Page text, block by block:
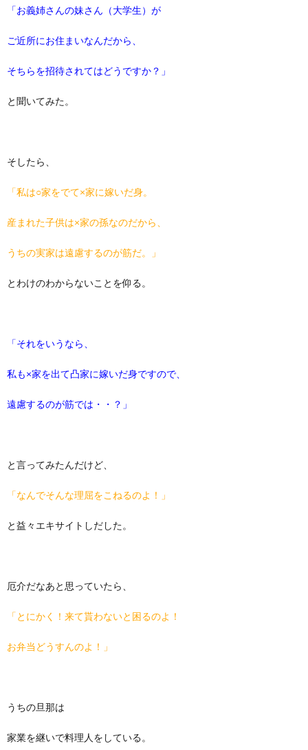
「お義姉さんの妹さん（大学生）が
ご近所にお住まいなんだから、
そちらを招待されてはどうですか？」
と聞いてみた。
そしたら、
「私は○家をでて×家に嫁いだ身。
産まれた子供は×家の孫なのだから、
うちの実家は遠慮するのが筋だ。」
とわけのわからないことを仰る。
「それをいうなら、
私も×家を出て凸家に嫁いだ身ですので、
遠慮するのが筋では・・？」
と言ってみたんだけど、
「なんでそんな理屈をこねるのよ！」
と益々エキサイトしだした。
厄介だなあと思っていたら、
「とにかく！来て貰わないと困るのよ！
お弁当どうすんのよ！」
うちの旦那は
家業を継いで料理人をしている。